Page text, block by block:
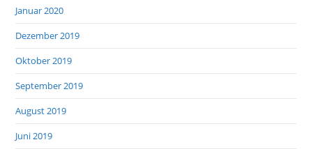
Januar 2020
Dezember 2019
Oktober 2019
September 2019
August 2019
Juni 2019